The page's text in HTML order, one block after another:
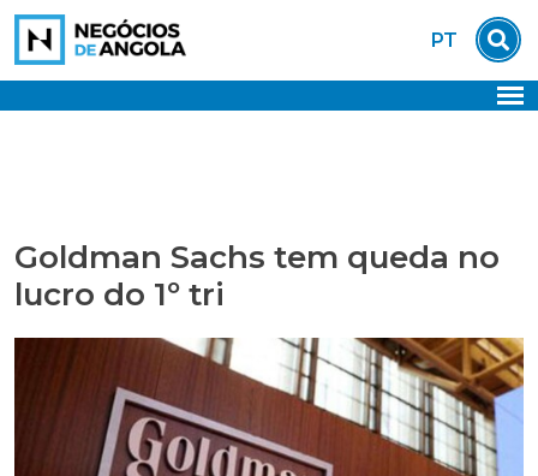
Skip
content
PT
Goldman Sachs tem queda no
lucro do 1º tri